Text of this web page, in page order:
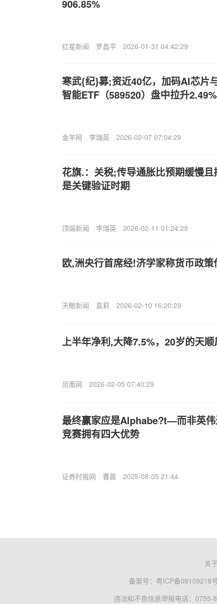
906.85%
红星新闻 罗昌平 2026-01-31 04:42:29
寒武{纪}募;资近40亿，加码AI芯片
智能ETF（589520）盘中拉升
金羊网 李瑞英 2026-02-07 07:04:29
花旗.：关税;传导通胀比预期缓慢
是关键验证时期
顶端新闻 李瑞英 2026-02-11 01:24:29
欧,洲央行首席经!济学家称货币政策
天眼新闻 袁莉 2026-02-10 16:20:29
上半年净利,大降7.5%，20岁的天
凤凰网 2026-02-05 07:40:29
最终赢家应是Alphabe?t—而非英
竞赛拥有四大优势
证券时报网 曹晨 2025-08-05 21:44
关
备案号： 粤ICP备09109218
违法和不良信息举报电话：0755-